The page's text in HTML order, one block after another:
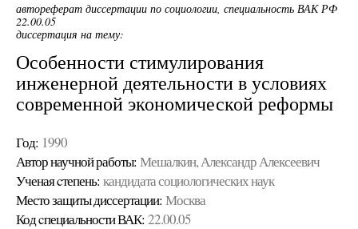
автореферат диссертации по социологии, специальность ВАК РФ
22.00.05
диссертация на тему:
Особенности стимулирования
инженерной деятельности в условиях
современной экономической реформы
Год: 1990
Автор научной работы: Мешалкин, Александр Алексеевич
Ученая cтепень: кандидата социологических наук
Место защиты диссертации: Москва
Код cпециальности ВАК: 22.00.05